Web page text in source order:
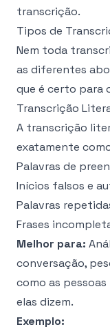
transcrição.
Tipos de
Nem toda
as diferentes
que é certo para
Transcrição
A transcrição
exatamente
Palavras de
Inícios falsos e
Palavras
Frases
Melhor para:
conversação,
como as
elas dizem.
Exemplo: